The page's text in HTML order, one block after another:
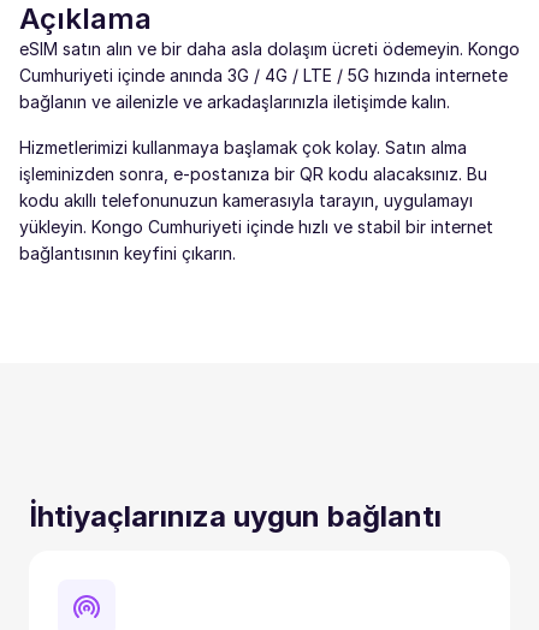
Açıklama
eSIM satın alın ve bir daha asla dolaşım ücreti ödemeyin. Kongo
Cumhuriyeti içinde anında 3G / 4G / LTE / 5G hızında internete
bağlanın ve ailenizle ve arkadaşlarınızla iletişimde kalın.
Hizmetlerimizi kullanmaya başlamak çok kolay. Satın alma
işleminizden sonra, e-postanıza bir QR kodu alacaksınız. Bu
kodu akıllı telefonunuzun kamerasıyla tarayın, uygulamayı
yükleyin. Kongo Cumhuriyeti içinde hızlı ve stabil bir internet
bağlantısının keyfini çıkarın.
İhtiyaçlarınıza uygun bağlantı